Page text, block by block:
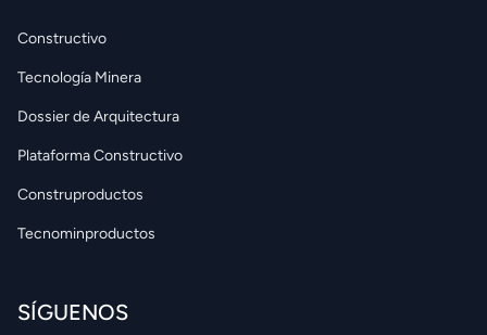
Constructivo
Tecnología Minera
Dossier de Arquitectura
Plataforma Constructivo
Construproductos
Tecnominproductos
SÍGUENOS